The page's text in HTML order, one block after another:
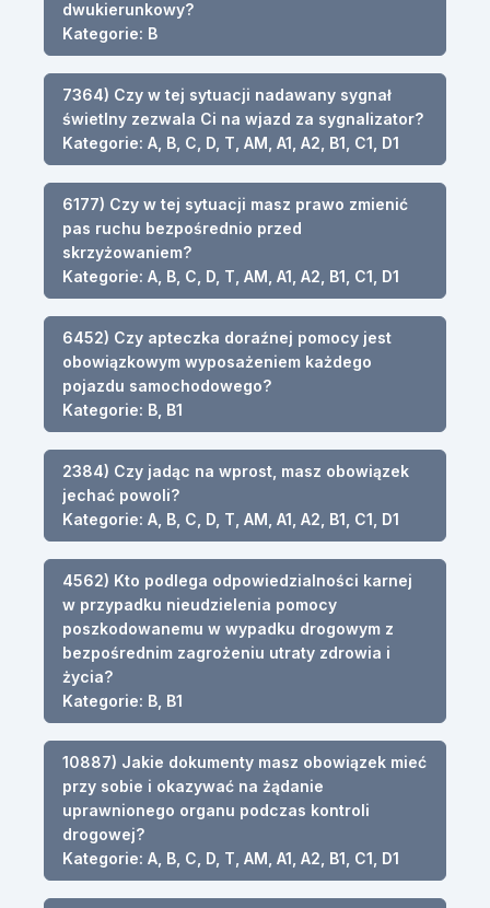
dwukierunkowy?
Kategorie: B
7364) Czy w tej sytuacji nadawany sygnał
świetlny zezwala Ci na wjazd za sygnalizator?
Kategorie: A, B, C, D, T, AM, A1, A2, B1, C1, D1
6177) Czy w tej sytuacji masz prawo zmienić
pas ruchu bezpośrednio przed
skrzyżowaniem?
Kategorie: A, B, C, D, T, AM, A1, A2, B1, C1, D1
6452) Czy apteczka doraźnej pomocy jest
obowiązkowym wyposażeniem każdego
pojazdu samochodowego?
Kategorie: B, B1
2384) Czy jadąc na wprost, masz obowiązek
jechać powoli?
Kategorie: A, B, C, D, T, AM, A1, A2, B1, C1, D1
4562) Kto podlega odpowiedzialności karnej
w przypadku nieudzielenia pomocy
poszkodowanemu w wypadku drogowym z
bezpośrednim zagrożeniu utraty zdrowia i
życia?
Kategorie: B, B1
10887) Jakie dokumenty masz obowiązek mieć
przy sobie i okazywać na żądanie
uprawnionego organu podczas kontroli
drogowej?
Kategorie: A, B, C, D, T, AM, A1, A2, B1, C1, D1